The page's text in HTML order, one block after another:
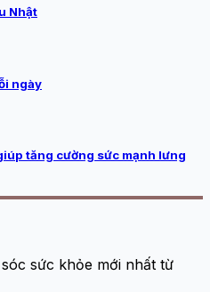
Nhật
ngày
tăng cường sức mạnh lưng
sức khỏe mới nhất từ